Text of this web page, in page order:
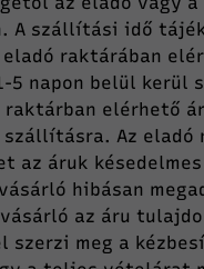
A szállítási idő
raktárában
5 napon belül kerül
elérhető
Az eladó
az áruk
hibásan
az áru
szerzi meg a